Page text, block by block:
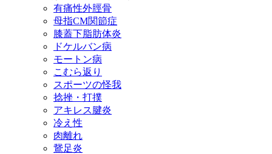
有痛性外脛骨
母指CM関節症
膝蓋下脂肪体炎
ドケルバン病
モートン病
こむら返り
スポーツの怪我
捻挫・打撲
アキレス腱炎
冷え性
肉離れ
鵞足炎